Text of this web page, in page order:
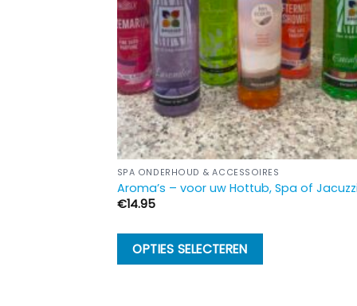
SPA ONDERHOUD & ACCESSOIRES
Aroma’s – voor uw Hottub, Spa of Jacuzzi
€14.95
OPTIES SELECTEREN